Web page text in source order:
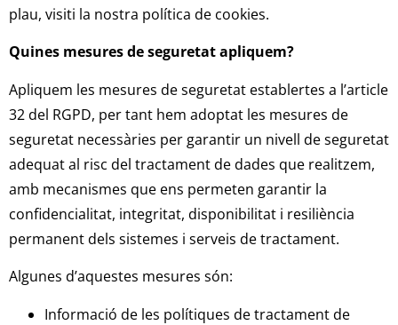
plau, visiti la nostra política de cookies.
Quines mesures de seguretat apliquem?
Apliquem les mesures de seguretat establertes a l’article
32 del RGPD, per tant hem adoptat les mesures de
seguretat necessàries per garantir un nivell de seguretat
adequat al risc del tractament de dades que realitzem,
amb mecanismes que ens permeten garantir la
confidencialitat, integritat, disponibilitat i resiliència
permanent dels sistemes i serveis de tractament.
Algunes d’aquestes mesures són:
Informació de les polítiques de tractament de